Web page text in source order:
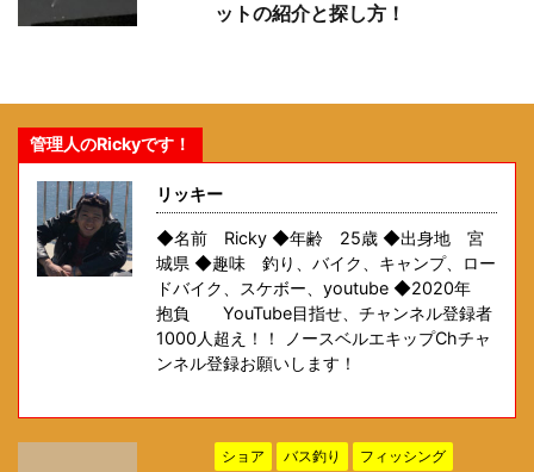
ットの紹介と探し方！
管理人のRickyです！
リッキー
◆名前 Ricky ◆年齢 25歳 ◆出身地 宮
城県 ◆趣味 釣り、バイク、キャンプ、ロー
ドバイク、スケボー、youtube ◆2020年
抱負 YouTube目指せ、チャンネル登録者
1000人超え！！ ノースベルエキップChチャ
ンネル登録お願いします！
ショア バス釣り フィッシング